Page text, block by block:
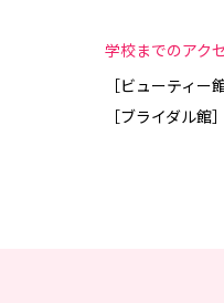
学校までのアク
［ビューティ
［ブライダル